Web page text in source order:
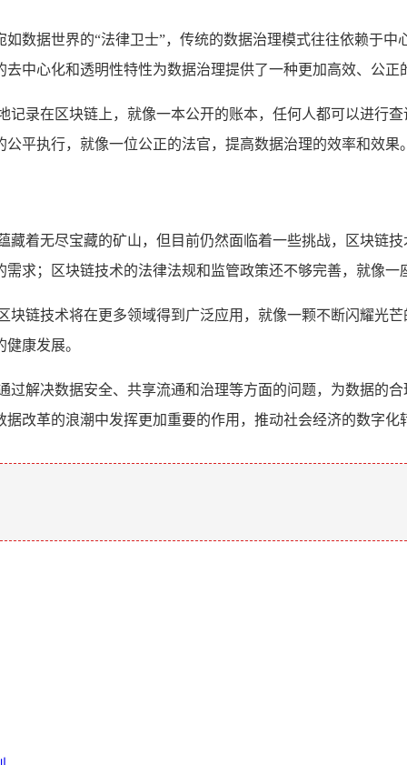
数据世界的“法律卫士”，传统的数据治理模式往往依赖于
中心化和透明性特性为数据治理提供了一种更加高效、公
录在区块链上，就像一本公开的账本，任何人都可以进行
平执行，就像一位公正的法官，提高数据治理的效率和效果
藏着无尽宝藏的矿山，但目前仍然面临着一些挑战，区块链
求；区块链技术的法律法规和监管政策还不够完善，就像
链技术将在更多领域得到广泛应用，就像一颗不断闪耀光
康发展。
解决数据安全、共享流通和治理等方面的问题，为数据的
改革的浪潮中发挥更加重要的作用，推动社会经济的数字化